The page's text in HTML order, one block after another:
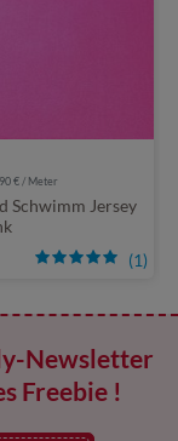
(1)
€ / Meter
Schwimm Jersey
Newsletter
Freebie !